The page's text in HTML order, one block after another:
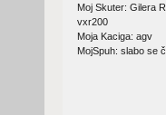
Moj Skuter: Gilera
vxr200
Moja Kaciga: agv
MojSpuh: slabo se